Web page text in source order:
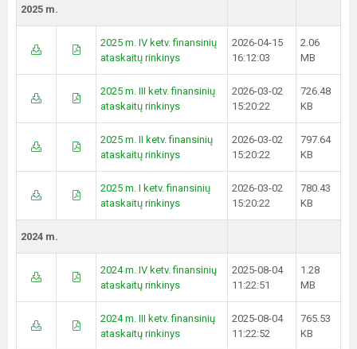
2025 m.
2025 m. IV ketv. finansinių
ataskaitų rinkinys
2026-04-15
16:12:03
2.06
MB
2025 m. III ketv. finansinių
ataskaitų rinkinys
2026-03-02
15:20:22
726.48
KB
2025 m. II ketv. finansinių
ataskaitų rinkinys
2026-03-02
15:20:22
797.64
KB
2025 m. I ketv. finansinių
ataskaitų rinkinys
2026-03-02
15:20:22
780.43
KB
2024 m.
2024 m. IV ketv. finansinių
ataskaitų rinkinys
2025-08-04
11:22:51
1.28
MB
2024 m. III ketv. finansinių
ataskaitų rinkinys
2025-08-04
11:22:52
765.53
KB